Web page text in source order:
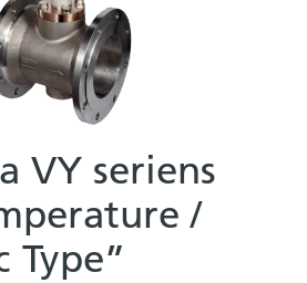
VY seriens
/
Type”